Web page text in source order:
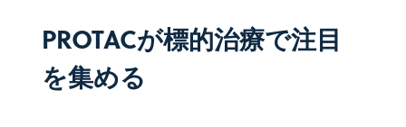
PROTACが標的治療で注目
を集める